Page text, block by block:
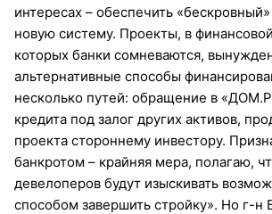
интересах – обеспечить
новую систему. Проекты, в
которых банки сомневаются,
альтернативные способы
несколько путей: обращение в
кредита под залог других активов,
проекта стороннему инвестору.
банкротом – крайняя мера, полагаю,
девелоперов будут изыскивать
способом завершить стройку». Но г-н